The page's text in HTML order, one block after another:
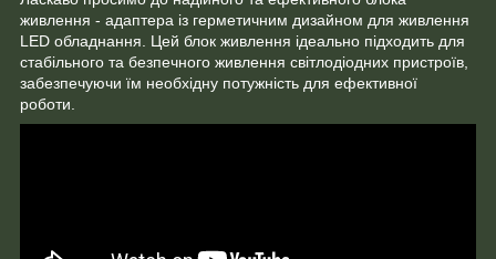
живлення - адаптера із герметичним дизайном для живлення
LED обладнання. Цей блок живлення ідеально підходить для
стабільного та безпечного живлення світлодіодних пристроїв,
забезпечуючи їм необхідну потужність для ефективної
роботи.